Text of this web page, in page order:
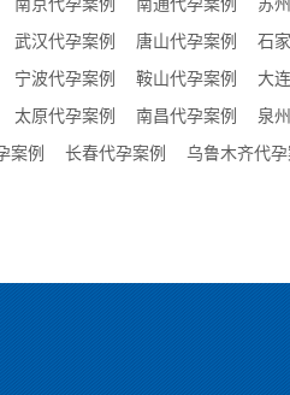
武汉代孕案例 唐山代孕案例 石
宁波代孕案例 鞍山代孕案例 大
太原代孕案例 南昌代孕案例 泉
案例 长春代孕案例 乌鲁木齐代孕